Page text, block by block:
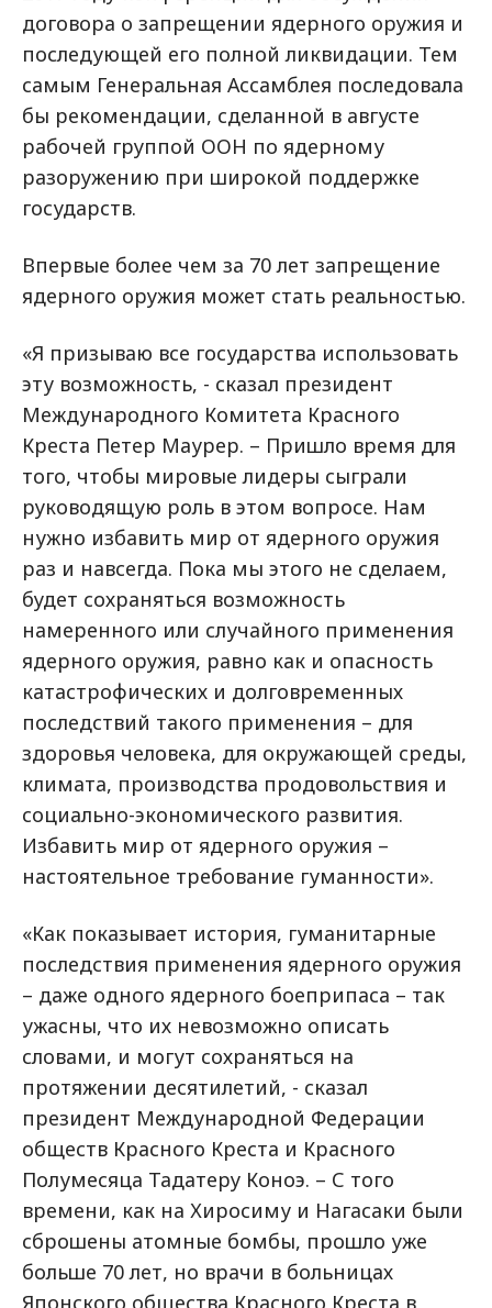
договора о запрещении ядерного оружия и
последующей его полной ликвидации. Тем
самым Генеральная Ассамблея последовала
бы рекомендации, сделанной в августе
рабочей группой ООН по ядерному
разоружению при широкой поддержке
государств.
Впервые более чем за 70 лет запрещение
ядерного оружия может стать реальностью.
«Я призываю все государства использовать
эту возможность, - сказал президент
Международного Комитета Красного
Креста Петер Маурер. – Пришло время для
того, чтобы мировые лидеры сыграли
руководящую роль в этом вопросе. Нам
нужно избавить мир от ядерного оружия
раз и навсегда. Пока мы этого не сделаем,
будет сохраняться возможность
намеренного или случайного применения
ядерного оружия, равно как и опасность
катастрофических и долговременных
последствий такого применения – для
здоровья человека, для окружающей среды,
климата, производства продовольствия и
социально-экономического развития.
Избавить мир от ядерного оружия –
настоятельное требование гуманности».
«Как показывает история, гуманитарные
последствия применения ядерного оружия
– даже одного ядерного боеприпаса – так
ужасны, что их невозможно описать
словами, и могут сохраняться на
протяжении десятилетий, - сказал
президент Международной Федерации
обществ Красного Креста и Красного
Полумесяца Тадатеру Коноэ. – С того
времени, как на Хиросиму и Нагасаки были
сброшены атомные бомбы, прошло уже
больше 70 лет, но врачи в больницах
Японского общества Красного Креста в